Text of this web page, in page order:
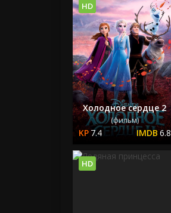
Холодное сердце 2
(фильм)
7.4 6.8
HD
HD